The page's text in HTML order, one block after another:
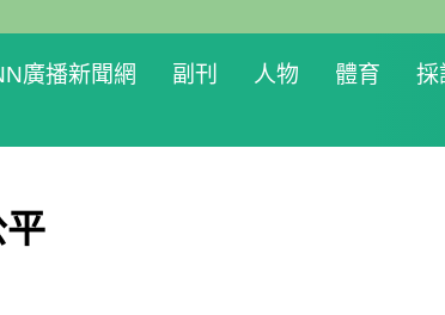
廣播新聞網 副刊 人物 體育 採